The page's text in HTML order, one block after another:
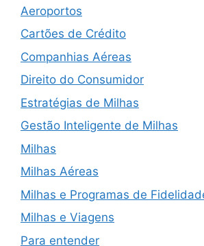
Aeroportos
Cartões de Crédito
Companhias Aéreas
Direito do Consumidor
Estratégias de Milhas
Gestão Inteligente de Milhas
Milhas
Milhas Aéreas
Milhas e Programas de
Milhas e Viagens
Para entender